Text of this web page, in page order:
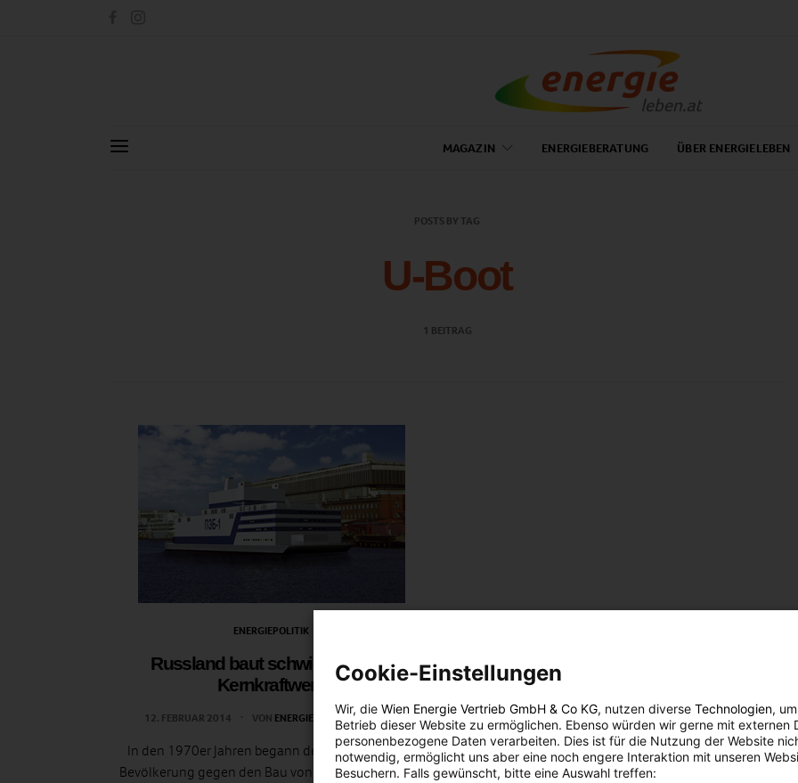
MAGAZIN ENERGIEBERATUNG ÜBER ENERGIELEBEN
POSTS BY TAG
U-Boot
1 BEITRAG
ENERGIEPOLITIK
Russland baut schwimmendes
Kernkraftwerk
12. FEBRUAR 2014 VON ENERGIELEBEN REDAKTION
In den 1970er Jahren begann der Widerstand der
Bevölkerung gegen den Bau von Atomkraftwerken.
Cookie-Einstellungen
Wir, die Wien Energie Vertrieb GmbH & Co KG, nutzen diverse Technologien,
Betrieb dieser Website zu ermöglichen. Ebenso würden wir gerne mit externen
personenbezogene Daten verarbeiten. Dies ist für die Nutzung der Website
notwendig, ermöglicht uns aber eine noch engere Interaktion mit unseren
Besuchern. Falls gewünscht, bitte eine Auswahl treffen: